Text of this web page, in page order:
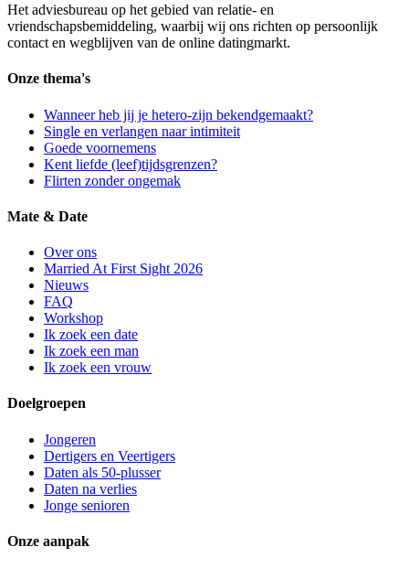
Het adviesbureau op het gebied van relatie- en
vriendschapsbemiddeling, waarbij wij ons richten op persoonlijk
contact en wegblijven van de online datingmarkt.
Onze thema's
Wanneer heb jij je hetero-zijn bekendgemaakt?
Single en verlangen naar intimiteit
Goede voornemens
Kent liefde (leef)tijdsgrenzen?
Flirten zonder ongemak
Mate & Date
Over ons
Married At First Sight 2026
Nieuws
FAQ
Workshop
Ik zoek een date
Ik zoek een man
Ik zoek een vrouw
Doelgroepen
Jongeren
Dertigers en Veertigers
Daten als 50-plusser
Daten na verlies
Jonge senioren
Onze aanpak